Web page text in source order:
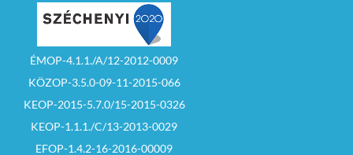
ÉMOP-4.1.1./A/12-2012-0009
KÖZOP-3.5.0-09-11-2015-066
KEOP-2015-5.7.0/15-2015-0326
KEOP-1.1.1./C/13-2013-0029
EFOP-1.4.2-16-2016-00009